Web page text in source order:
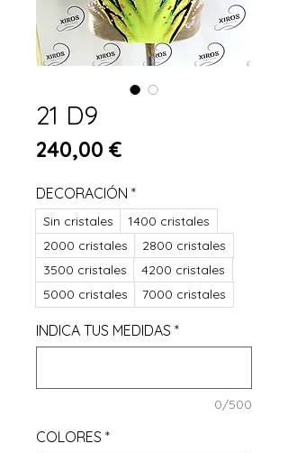
21 D9
240,00 €
DECORACIÓN *
Sin cristales
1400 cristales
2000 cristales
2800 cristales
3500 cristales
4200 cristales
5000 cristales
7000 cristales
INDICA TUS MEDIDAS *
0/500
COLORES *